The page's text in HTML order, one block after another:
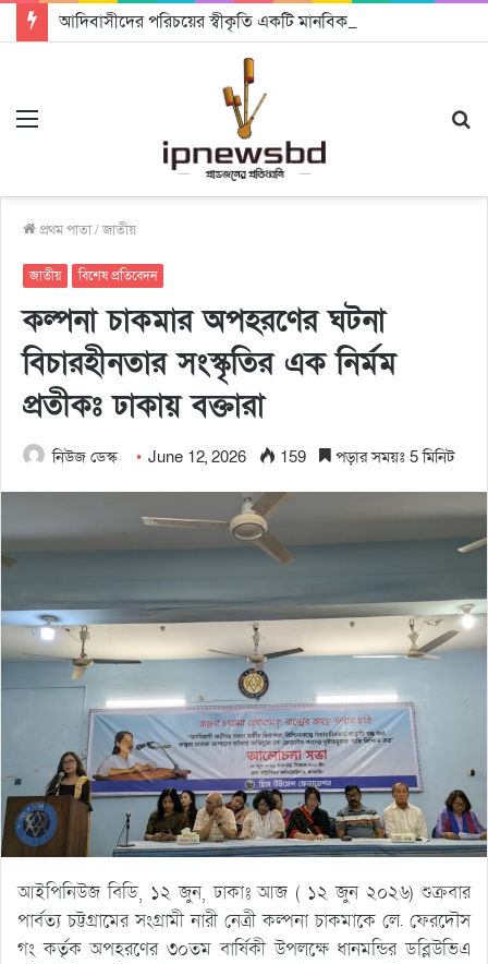
প্রথম পাতা/জাতীয়
জাতীয় বিশেষ প্রতিবেদন
কল্পনা চাকমার অপহরণের ঘটনা
বিচারহীনতার সংস্কৃতির এক নির্মম
প্রতীকঃ ঢাকায় বক্তারা
নিউজ ডেস্ক June 12, 2026 159 পড়ার সময়ঃ 5 মিনিট
আইপিনিউজ বিডি, ১২ জুন, ঢাকাঃ আজ ( ১২ জুন ২০২৬) শুক্রবার
পার্বত্য চট্টগ্রামের সংগ্রামী নারী নেত্রী কল্পনা চাকমাকে লে. ফেরদৌস
গং কর্তৃক অপহরণের ৩০তম বার্ষিকী উপলক্ষে ধানমন্ডির ডব্লিউভিএ